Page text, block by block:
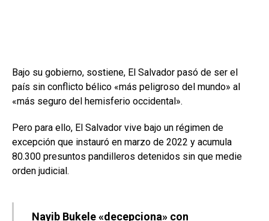
Bajo su gobierno, sostiene, El Salvador pasó de ser el
país sin conflicto bélico «más peligroso del mundo» al
«más seguro del hemisferio occidental».
Pero para ello, El Salvador vive bajo un régimen de
excepción que instauró en marzo de 2022 y acumula
80.300 presuntos pandilleros detenidos sin que medie
orden judicial.
Nayib Bukele «decepciona» con